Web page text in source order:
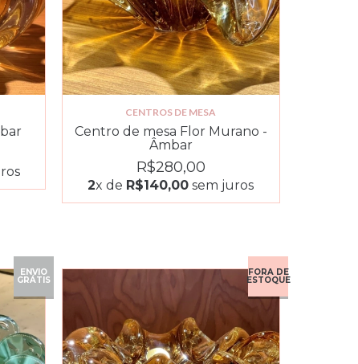
CENTROS DE MESA
Centro de mesa Flor Murano -
Âmbar
R$280,00
2x de R$140,00 sem juros
ENVIO
GRÁTIS
FORA DE
ESTOQUE